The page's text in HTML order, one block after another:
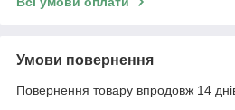
Умови повернення
Повернення товару впродовж 14